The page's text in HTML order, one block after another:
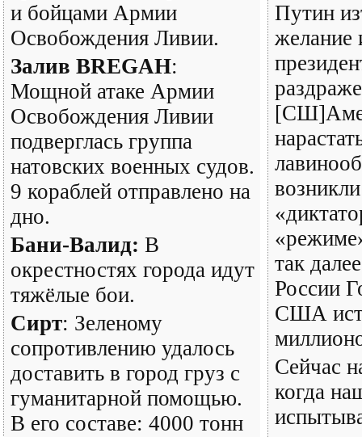
и бойцами Армии
Освобождения Ливии.
Залив BREGAH:
Мощной атаке Армии
Освобождения Ливии
подверглась группа
натовских военных судов.
9 кораблей отправлено на
дно.
Бани-Валид: В
окрестностях города идут
тяжёлые бои.
Сирт: Зеленому
сопротивлению удалось
доставить в город груз с
гуманитарной помощью.
В его составе: 4000 тонн
Путин
желание
так
России
США
Сейчас
когда